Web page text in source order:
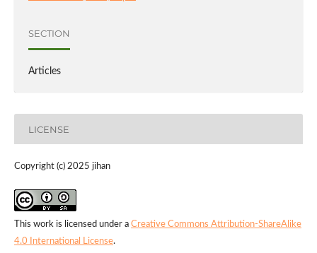
SECTION
Articles
LICENSE
Copyright (c) 2025 jihan
This work is licensed under a Creative Commons Attribution-ShareAlike
4.0 International License.